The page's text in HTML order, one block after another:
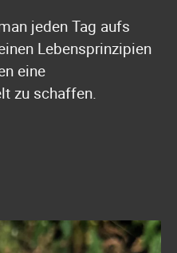
jeden Tag aufs
Lebensprinzipien
eine
zu schaffen.